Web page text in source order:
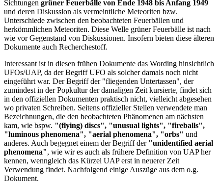
Sichtungen grüner Feuerbälle von Ende 1948 bis Anfang 1949
und deren Diskussion als vermeintliche Meteoriten bzw.
Unterschiede zwischen den beobachteten Feuerbällen und
herkömmlichen Meteoriten. Diese Welle grüner Feuerbälle ist nach
wie vor Gegenstand von Diskussionen. Insofern bieten diese älteren
Dokumente auch Recherchestoff.
Interessant ist in diesen frühen Dokumente das Wording hinsichtlich
UFOs/UAP, da der Begriff UFO als solcher damals noch nicht
eingeführt war. Der Begriff der "fliegenden Untertassen", der
zumindest in der Popkultur der damaligen Zeit kursierte, findet sich
in den offiziellen Dokumenten praktisch nicht, vielleicht abgesehen
wo privaten Schreiben. Seitens offizieller Stellen verwendete man
Bezeichnungen, die den beobachteten Phänomenen am nächsten
kam, wie bspw. "(flying) discs", "unusual lights", "fireballs",
"luminous phenomena", "aerial phenomena", "orbs" und
anderes. Auch begegnet einem der Begriff der "unidentified aerial
phenomena", wie wir es auch als frühere Definition von UAP her
kennen, wenngleich das Kürzel UAP erst in neuerer Zeit
Verwendung findet. Nachfolgend einige Auszüge aus dem o.g.
Dokument.